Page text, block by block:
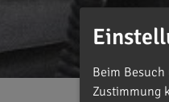
Beim
Zustimmung